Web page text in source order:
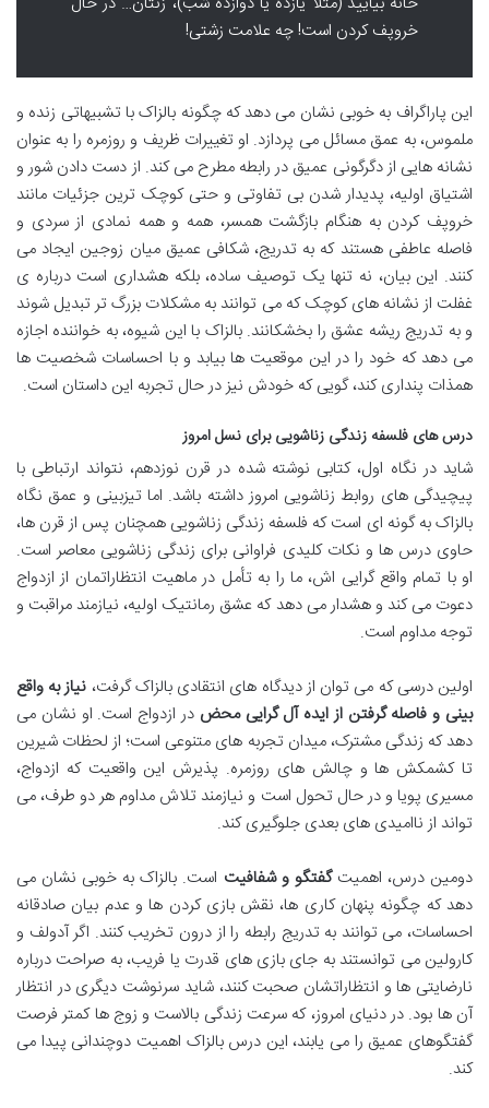
خروپف کردن است! چه علامت زشتی!
این پاراگراف به خوبی نشان می دهد که چگونه بالزاک با تشبیهاتی زنده و
ملموس، به عمق مسائل می پردازد. او تغییرات ظریف و روزمره را به عنوان
نشانه هایی از دگرگونی عمیق در رابطه مطرح می کند. از دست دادن شور و
اشتیاق اولیه، پدیدار شدن بی تفاوتی و حتی کوچک ترین جزئیات مانند
خروپف کردن به هنگام بازگشت همسر، همه و همه نمادی از سردی و
فاصله عاطفی هستند که به تدریج، شکافی عمیق میان زوجین ایجاد می
کنند. این بیان، نه تنها یک توصیف ساده، بلکه هشداری است درباره ی
غفلت از نشانه های کوچک که می توانند به مشکلات بزرگ تر تبدیل شوند
و به تدریج ریشه عشق را بخشکانند. بالزاک با این شیوه، به خواننده اجازه
می دهد که خود را در این موقعیت ها بیابد و با احساسات شخصیت ها
همذات پنداری کند، گویی که خودش نیز در حال تجربه این داستان است.
درس های فلسفه زندگی زناشویی برای نسل امروز
شاید در نگاه اول، کتابی نوشته شده در قرن نوزدهم، نتواند ارتباطی با
پیچیدگی های روابط زناشویی امروز داشته باشد. اما تیزبینی و عمق نگاه
بالزاک به گونه ای است که فلسفه زندگی زناشویی همچنان پس از قرن ها،
حاوی درس ها و نکات کلیدی فراوانی برای زندگی زناشویی معاصر است.
او با تمام واقع گرایی اش، ما را به تأمل در ماهیت انتظاراتمان از ازدواج
دعوت می کند و هشدار می دهد که عشق رمانتیک اولیه، نیازمند مراقبت و
توجه مداوم است.
اولین درسی که می توان از دیدگاه های انتقادی بالزاک گرفت، نیاز به واقع
بینی و فاصله گرفتن از ایده آل گرایی محض در ازدواج است. او نشان می
دهد که زندگی مشترک، میدان تجربه های متنوعی است؛ از لحظات شیرین
تا کشمکش ها و چالش های روزمره. پذیرش این واقعیت که ازدواج،
مسیری پویا و در حال تحول است و نیازمند تلاش مداوم هر دو طرف، می
تواند از ناامیدی های بعدی جلوگیری کند.
دومین درس، اهمیتگفتگو و شفافیت است. بالزاک به خوبی نشان می
دهد که چگونه پنهان کاری ها، نقش بازی کردن ها و عدم بیان صادقانه
احساسات، می توانند به تدریج رابطه را از درون تخریب کنند. اگر آدولف و
کارولین می توانستند به جای بازی های قدرت یا فریب، به صراحت درباره
نارضایتی ها و انتظاراتشان صحبت کنند، شاید سرنوشت دیگری در انتظار
آن ها بود. در دنیای امروز، که سرعت زندگی بالاست و زوج ها کمتر فرصت
گفتگوهای عمیق را می یابند، این درس بالزاک اهمیت دوچندانی پیدا می
کند.